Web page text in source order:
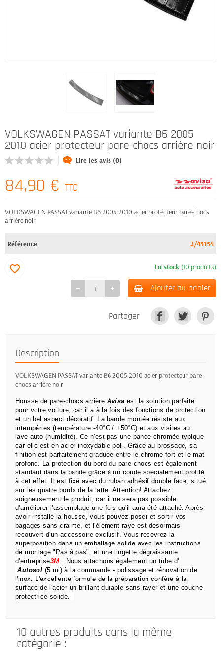
VOLKSWAGEN PASSAT variante B6 2005
2010 acier protecteur pare-chocs arrière noir
Lire les avis (0)
84,90 € TTC
VOLKSWAGEN PASSAT variante B6 2005 2010 acier protecteur pare-chocs
arrière noir
Référence 2/45154
En stock (10 produits)
Ajouter au panier
favorite_border
Partager
Description
VOLKSWAGEN PASSAT variante B6 2005 2010 acier protecteur pare-
chocs arrière noir
Housse de pare-chocs arrière Avisa est la solution parfaite
pour votre voiture, car il a à la fois des fonctions de protection
et un bel aspect décoratif. La bande montée résiste aux
intempéries (température -40°C / +50°C) et aux visites au
lave-auto (humidité). Ce n'est pas une bande chromée typique
car elle est en acier inoxydable poli. Grâce au brossage, sa
finition est parfaitement graduée entre le chrome fort et le mat
profond. La protection du bord du pare-chocs est également
standard dans la bande grâce à un coude spécialement profilé
à cet effet.
Il est fixé avec du ruban adhésif double face, situé
sur les quatre bords de la latte. Attention!Attachez
soigneusement le produit, car il ne sera pas possible
d'améliorer l'assemblage une fois qu'il aura été attaché.Après
avoir installé la housse, vous pouvez poser et sortir vos
bagages sans crainte, et l'élément rayé est désormais
recouvert d'un accessoire exclusif.Vous recevrez la
superposition dans un emballage solide avec les instructions
de montage "Pas à pas". et une lingette dégraissante
d'entreprise3M . Nous attachons également un tube d'
Autosol (5 ml) à la commande - polissage et rénovation de
l'inox. L'excellente formule de la préparation confère à la
surface de l'acier un brillant durable sans rayer et une couche
protectrice solide.
10 autres produits dans la même
catégorie :